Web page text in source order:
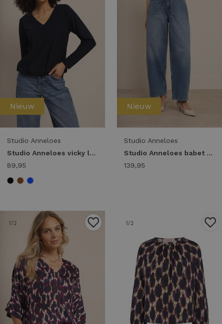
Nieuw
Studio Anneloes
Studio Anneloes vicky ls shirt 94858 T-shirt Lange mouw 6900 dark blue
89,95
Nieuw
Studio Anneloes
Studio Anneloes babet denim trousers 94862 Barrel fit 6303 mid jeans
139,95
1/2 1/2